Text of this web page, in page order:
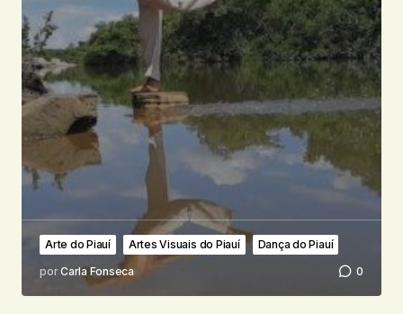
Arte do Piauí Artes Visuais do Piauí
Dança do Piauí
porCarla Fonseca 0